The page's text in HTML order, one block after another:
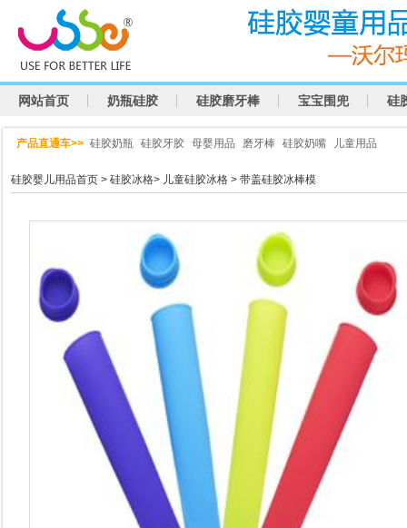
网站首页 奶瓶硅胶 硅胶磨牙棒 宝宝围兜 硅
产品直通车>> 硅胶奶瓶 硅胶牙胶 母婴用品 磨牙棒 硅胶奶嘴 儿童用品
硅胶婴儿用品首页 > 硅胶冰格> 儿童硅胶冰格 > 带盖硅胶冰棒模